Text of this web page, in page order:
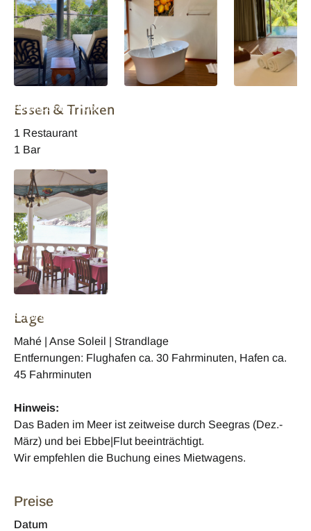
Beachcomber Pool
Essen & Trinken
1 Restaurant
1 Bar
Soleil Beachcomber
Lage
Mahé | Anse Soleil | Strandlage
Entfernungen: Flughafen ca. 30 Fahrminuten, Hafen ca.
45 Fahrminuten
Hinweis:
Das Baden im Meer ist zeitweise durch Seegras (Dez.-
März) und bei Ebbe|Flut beeinträchtigt.
Wir empfehlen die Buchung eines Mietwagens.
Preise
Datum